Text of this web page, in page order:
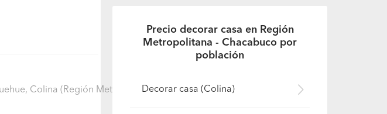
Colina (Región Metropolitana - Chacabuco)
Precio decorar casa en Región
Metropolitana - Chacabuco por
población
Decorar casa (Colina)